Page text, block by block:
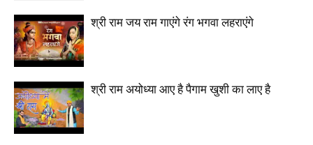
श्री राम जय राम गाएंगे रंग भगवा लहराएंगे
श्री राम अयोध्या आए है पैगाम खुशी का लाए है